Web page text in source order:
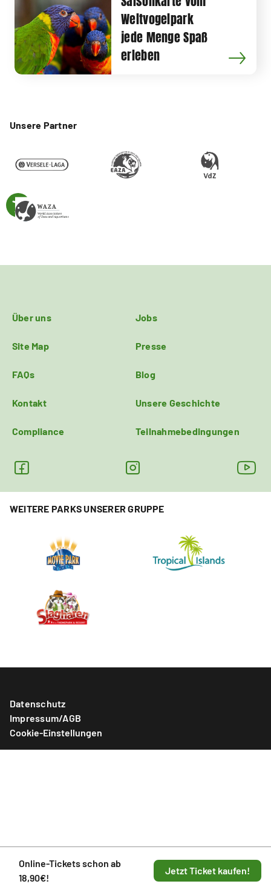
Weltvogelpark
jede Menge Spaß
erleben
Online-Tickets schon ab
18,90€!
Jetzt Ticket kaufen!
Unsere Partner
Über uns Jobs
Site Map Presse
FAQs Blog
Kontakt Unsere Geschichte
Compliance Teilnahmebedingungen
WEITERE PARKS UNSERER GRUPPE
Datenschutz
Impressum/AGB
Cookie-Einstellungen